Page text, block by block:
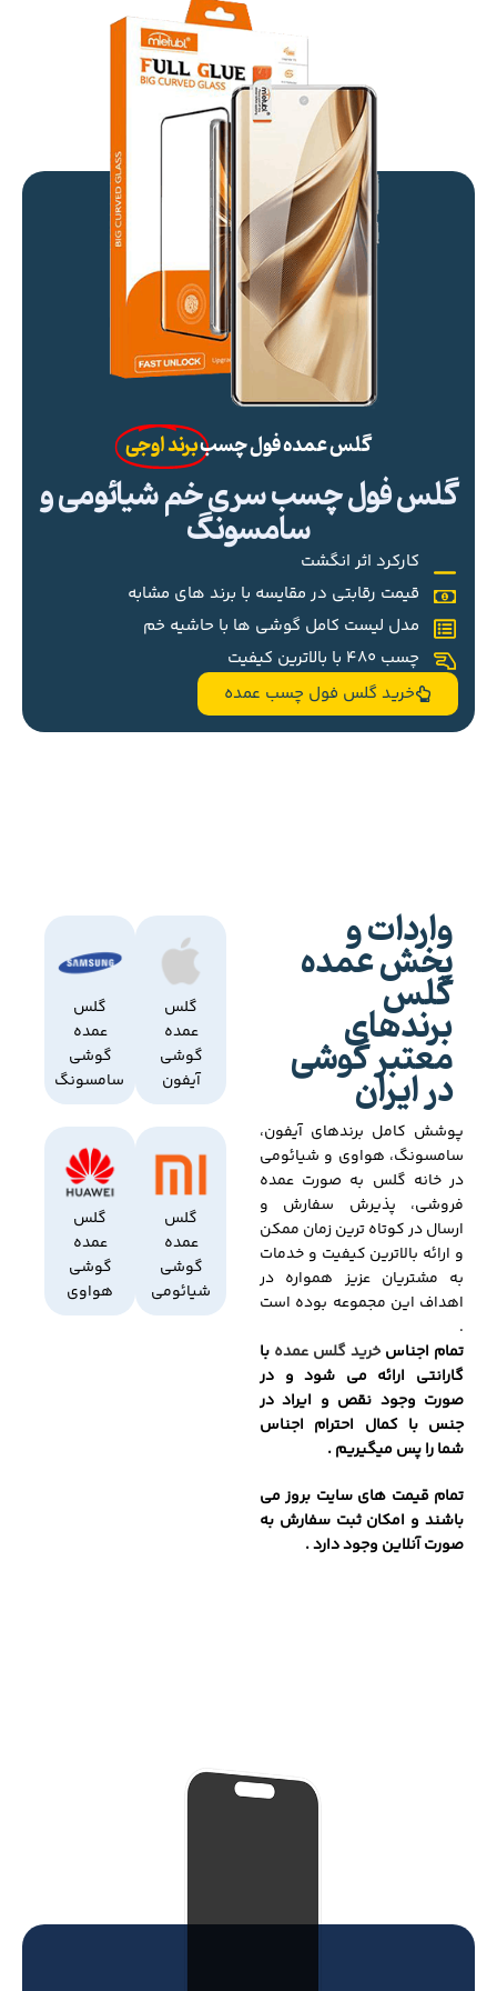
گلس عمده فول چسببرند اوجی
گلس فول چسب سری خم شیائومی و
سامسونگ
کارکرد اثر انگشت
قیمت رقابتی در مقایسه با برند های مشابه
مدل لیست کامل گوشی ها با حاشیه خم
چسب 480 با بالاترین کیفیت
خرید گلس فول چسب عمده
واردات و
پخش عمده
گلس
برندهای
معتبر گوشی
در ایران
پوشش کامل برندهای آیفون،
سامسونگ، هواوی و شیائومی
در خانه گلس به صورت عمده
فروشی، پذیرش سفارش و
ارسال در کوتاه ترین زمان ممکن
و ارائه بالاترین کیفیت و خدمات
به مشتریان عزیز همواره در
اهداف این مجموعه بوده است
.
تمام اجناسخرید گلس عمده با
گارانتی ارائه می شود و در
صورت وجود نقص و ایراد در
جنس با کمال احترام اجناس
شما را پس میگیریم .
تمام قیمت های سایت بروز می
باشند و امکان ثبت سفارش به
صورت آنلاین وجود دارد .
گلس
عمده
گوشی
آیفون
گلس
عمده
گوشی
سامسونگ
گلس
عمده
گوشی
شیائومی
گلس
عمده
گوشی
هواوی